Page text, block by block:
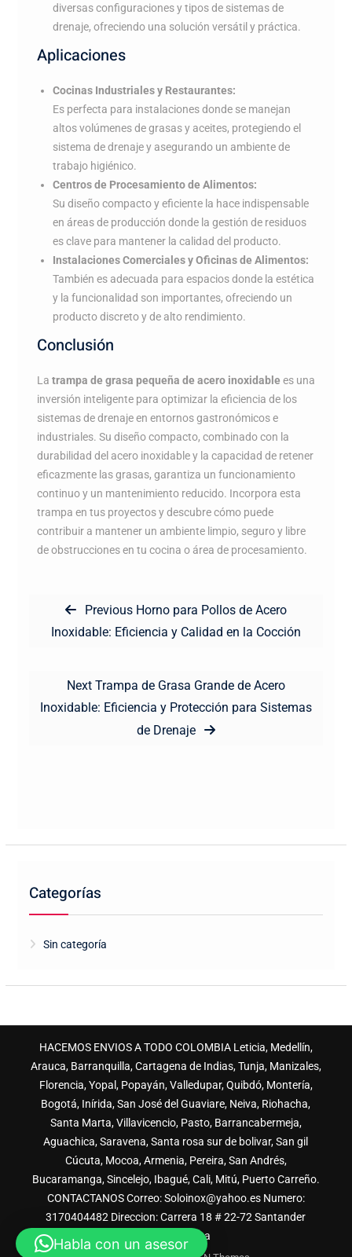
diversas configuraciones y tipos de sistemas de
drenaje, ofreciendo una solución versátil y práctica.
Aplicaciones
Cocinas Industriales y Restaurantes:
Es perfecta para instalaciones donde se manejan
altos volúmenes de grasas y aceites, protegiendo el
sistema de drenaje y asegurando un ambiente de
trabajo higiénico.
Centros de Procesamiento de Alimentos:
Su diseño compacto y eficiente la hace indispensable
en áreas de producción donde la gestión de residuos
es clave para mantener la calidad del producto.
Instalaciones Comerciales y Oficinas de Alimentos:
También es adecuada para espacios donde la estética
y la funcionalidad son importantes, ofreciendo un
producto discreto y de alto rendimiento.
Conclusión
La trampa de grasa pequeña de acero inoxidable es una
inversión inteligente para optimizar la eficiencia de los
sistemas de drenaje en entornos gastronómicos e
industriales. Su diseño compacto, combinado con la
durabilidad del acero inoxidable y la capacidad de retener
eficazmente las grasas, garantiza un funcionamiento
continuo y un mantenimiento reducido. Incorpora esta
trampa en tus proyectos y descubre cómo puede
contribuir a mantener un ambiente limpio, seguro y libre
de obstrucciones en tu cocina o área de procesamiento.
Previous Previous
post:
Horno para Pollos de Acero
Inoxidable: Eficiencia y Calidad en la Cocción
Next Next
post:
Trampa de Grasa Grande de Acero
Inoxidable: Eficiencia y Protección para Sistemas
de Drenaje
Categorías
Sin categoría
HACEMOS ENVIOS A TODO COLOMBIA Leticia, Medellín,
Arauca, Barranquilla, Cartagena de Indias, Tunja, Manizales,
Florencia, Yopal, Popayán, Valledupar, Quibdó, Montería,
Bogotá, Inírida, San José del Guaviare, Neiva, Riohacha,
Santa Marta, Villavicencio, Pasto, Barrancabermeja,
Aguachica, Saravena, Santa rosa sur de bolivar, San gil
Cúcuta, Mocoa, Armenia, Pereira, San Andrés,
Bucaramanga, Sincelejo, Ibagué, Cali, Mitú, Puerto Carreño.
CONTACTANOS Correo: Soloinox@yahoo.es Numero:
3170404482 Direccion: Carrera 18 # 22-72 Santander
Bucaramanga
Habla con un asesor